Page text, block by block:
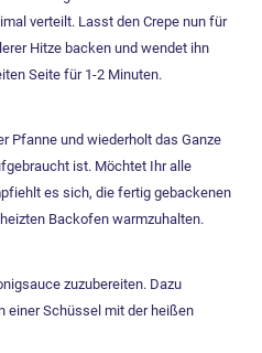
verteilt. Lasst den Crepe nun für
Hitze backen und wendet ihn
Seite für 1-2 Minuten.
Pfanne und wiederholt das Ganze
ist. Möchtet Ihr alle
es sich, die fertig gebackenen
Backofen warmzuhalten.
zuzubereiten. Dazu
einer Schüssel mit der heißen